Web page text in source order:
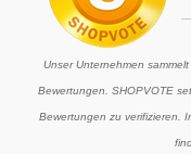
Unser Unternehmen
Bewertungen. SHOPVOTE
Bewertungen zu verifizieren.